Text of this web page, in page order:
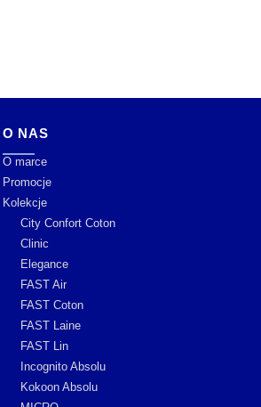
O NAS
O marce
Promocje
Kolekcje
City Confort Coton
Clinic
Elegance
FAST Air
FAST Coton
FAST Laine
FAST Lin
Incognito Absolu
Kokoon Absolu